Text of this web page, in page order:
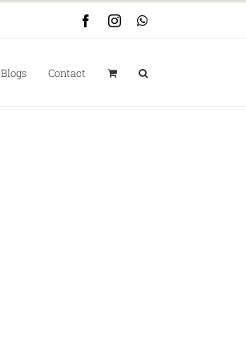
FacebookInstagramWhatsApp
Blogs Contact